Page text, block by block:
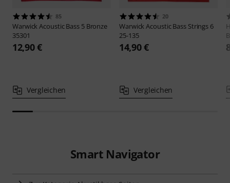
85
WarwickAcoustic Bass 5 Bronze
35301
12,90 €
Vergleichen
20
WarwickAcoustic Bass Strings 6
25-135
14,90 €
Vergleichen
Smart Navigator